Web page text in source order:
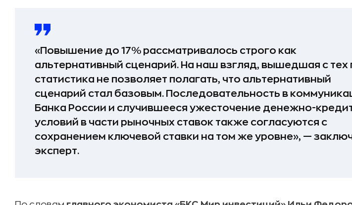
«Повышение до 17% рассматривалось строго как
альтернативный сценарий. На наш взгляд, вышедшая с тех
статистика не позволяет полагать, что альтернативный
сценарий стал базовым. Последовательность в
Банка России и случившееся ужесточение денежно-
условий в части рыночных ставок также согласуются с
сохранением ключевой ставки на том же уровне», —
эксперт.